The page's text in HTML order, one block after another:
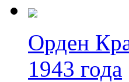
Орден
1943 года